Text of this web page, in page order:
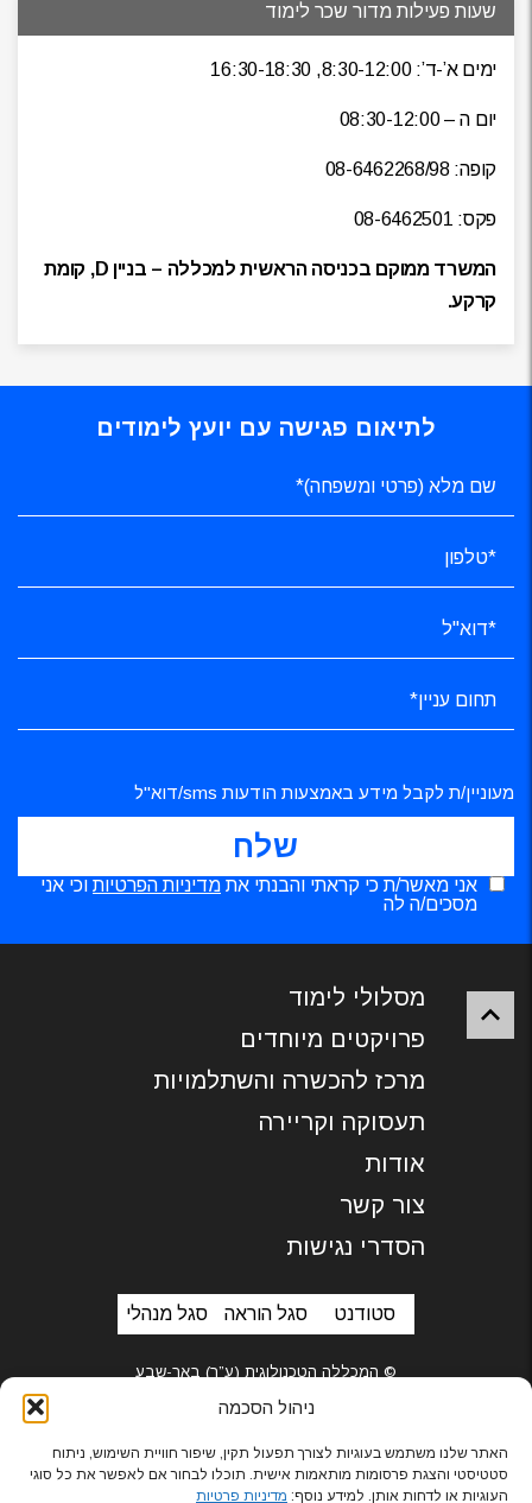
ניהול הסכמה
האתר שלנו משתמש בעוגיות לצורך תפעול תקין, שיפור חוויית השימוש, ניתוח
סטטיסטי והצגת פרסומות מותאמות אישית. תוכלו לבחור אם לאפשר את כל סוגי
העוגיות או לדחות אותן. למידע נוסף: מדיניות פרטיות
שעות פעילות מדור שכר לימוד
ימים א’-ד’: 8:30-12:00, 16:30-18:30
יום ה – 08:30-12:00
קופה: 08-6462268/98
פקס: 08-6462501
המשרד ממוקם בכניסה הראשית למכללה – בניין D, קומת
קרקע.
לתיאום פגישה עם יועץ לימודים
מעוניין/ת לקבל מידע באמצעות הודעות sms/דוא"ל
אני מאשר/ת כי קראתי והבנתי את מדיניות הפרטיות וכי אני
מסכים/ה לה
מסלולי לימוד
פרויקטים מיוחדים
מרכז להכשרה והשתלמויות
תעסוקה וקריירה
אודות
צור קשר
הסדרי נגישות
סטודנט סגל הוראה סגל מנהלי
© המכללה הטכנולוגית (ע”ר) באר-שבע
בניית אתרים